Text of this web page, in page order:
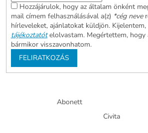
Hozzájárulok, hogy az általam önként
mail címem felhasználásával a(z) *cég neve
hírleveleket, ajánlatokat küldjön. Kijelentem,
tájékoztatót elolvastam. Megértettem, hogy
bármikor visszavonhatom.
FELIRATKOZÁS
Abonett
Civita